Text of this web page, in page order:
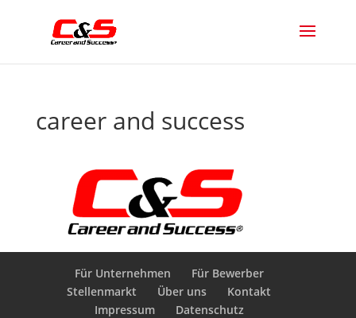
career and success
Für Unternehmen
Für Bewerber
Stellenmarkt
Über uns
Kontakt
Impressum
Datenschutz